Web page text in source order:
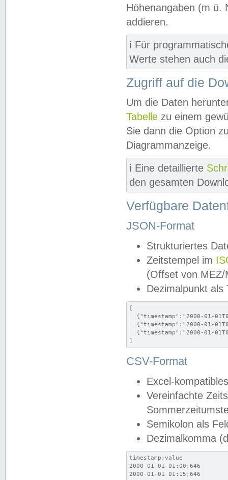
Höhenangaben (m ü.
addieren.
ℹ️ Für
Werte stehen auch
Zugriff auf die
Um die Daten
Tabelle zu einem
Sie dann die Option
Diagrammanzeige.
ℹ️ Eine detaillierte
den gesamten
Verfügbare
JSON-Format
Strukturiertes
Zeitstempel im
(Offset von MEZ/
Dezimalpunkt als
[
{"timestamp":"2000-01-
{"timestamp":"2000-01-
{"timestamp":"2000-01-
]
CSV-Format
Excel-
Vereinfachte
Semikolon als
Dezimalkomma
timestamp;value
2000-01-01 01:00;646
2000-01-01 01:15;646